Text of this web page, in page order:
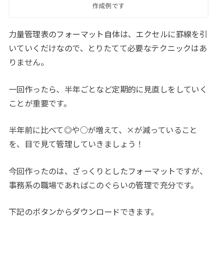
作成例です
力量管理表のフォーマット自体は、エクセルに罫線を引
いていくだけなので、とりたてて必要なテクニックはあ
りません。
一回作ったら、半年ごとなど定期的に見直しをしていく
ことが重要です。
半年前に比べて◎や○が増えて、×が減っていること
を、目で見て管理していきましょう！
今回作ったのは、ざっくりとしたフォーマットですが、
事務系の職場であればこのぐらいの管理で充分です。
下記のボタンからダウンロードできます。